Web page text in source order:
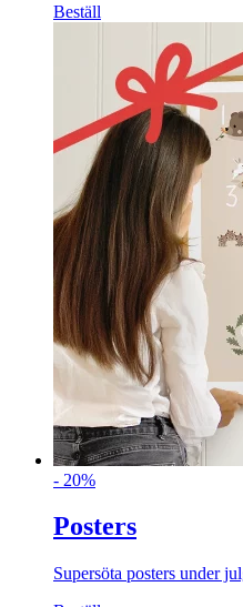
Beställ
- 20%
Posters
Supersöta posters under